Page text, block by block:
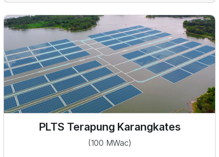
PLTS Terapung Karangkates
(100 MWac)